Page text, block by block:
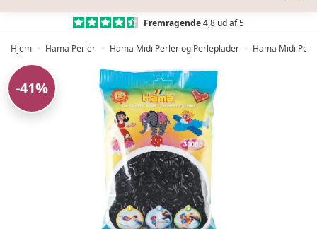
Fremragende4,8 ud af 5
Hjem » Hama Perler » Hama Midi Perler og Perleplader » Hama Midi
-41%